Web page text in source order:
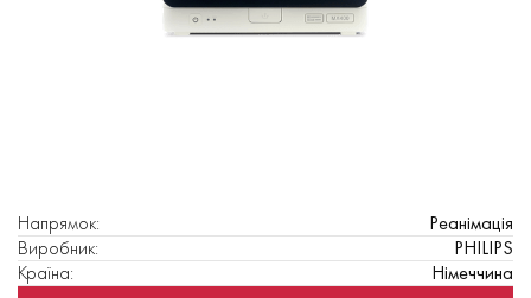
Напрямок:
Реанімація
Виробник:
PHILIPS
Країна: Німеччина